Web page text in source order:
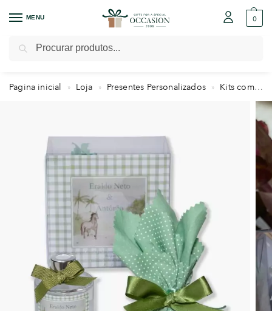
MENU 0
Pagina inicial » Loja » Presentes Personalizados » Kits com Essências